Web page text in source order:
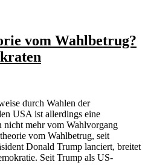
vom Wahlbetrug?
durch Wahlen der
USA ist allerdings eine
nicht mehr vom Wahlvorgang
vom Wahlbetrug, seit
Donald Trump lanciert, breitet
Seit Trump als US-